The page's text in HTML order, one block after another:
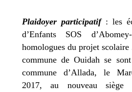
Plaidoyer participatif : les
d’Enfants SOS
homologues du projet
commune de Ouidah se
commune d’Allada, le
2017, au nouveau